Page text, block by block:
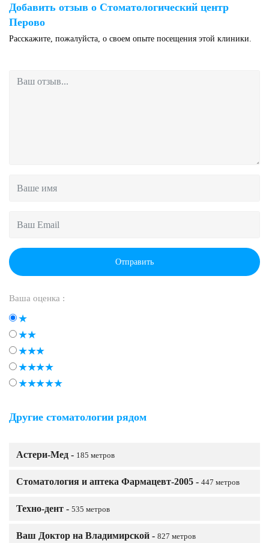
Добавить отзыв о Стоматологический центр
Перово
Расскажите, пожалуйста, о своем опыте посещения этой клиники.
Отправить
Ваша оценка :
Другие стоматологии рядом
Астери-Мед - 185 метров
Стоматология и аптека Фармацевт-2005 - 447 метров
Техно-дент - 535 метров
Ваш Доктор на Владимирской - 827 метров